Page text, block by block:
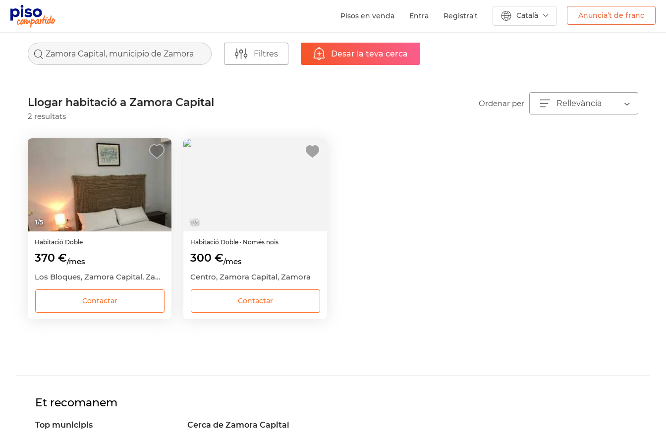
Pisos en venda Entra Registra't Català Anuncia’t de franc
Zamora Capital, municipio de Zamora Filtres Desar la teva cerca
Llogar habitació a Zamora Capital
2 resultats
Ordenar per Rellevància
1/5
Habitació Doble
370 €/mes
Los Bloques, Zamora Capital, Zamora
Contactar
1/5
Habitació Doble · Només nois
300 €/mes
Centro, Zamora Capital, Zamora
Contactar
Et recomanem
Top municipis Cerca de Zamora Capital